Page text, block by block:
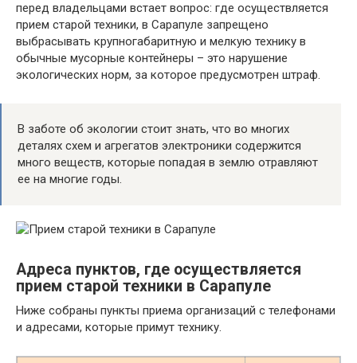
перед владельцами встает вопрос: где осуществляется
прием старой техники, в Сарапуле запрещено
выбрасывать крупногабаритную и мелкую технику в
обычные мусорные контейнеры – это нарушение
экологических норм, за которое предусмотрен штраф.
В заботе об экологии стоит знать, что во многих
деталях схем и агрегатов электроники содержится
много веществ, которые попадая в землю отравляют
ее на многие годы.
Адреса пунктов, где осуществляется
прием старой техники в Сарапуле
Ниже собраны пункты приема организаций с телефонами
и адресами, которые примут технику.